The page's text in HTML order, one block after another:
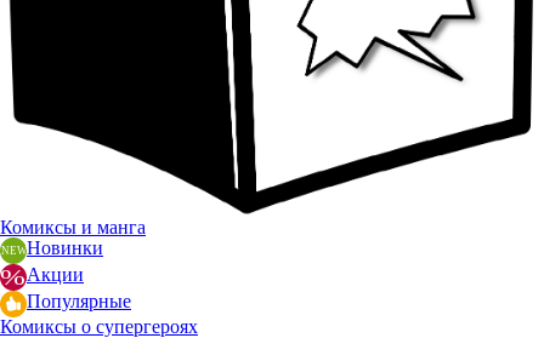
Комиксы и манга
Новинки
Акции
Популярные
Комиксы о супергероях